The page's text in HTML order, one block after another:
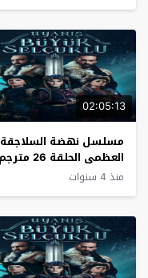
02:05:13
مسلسل نهضة السلاجقة
العظمى الحلقة 26 مترجم
منذ 4 سنوات